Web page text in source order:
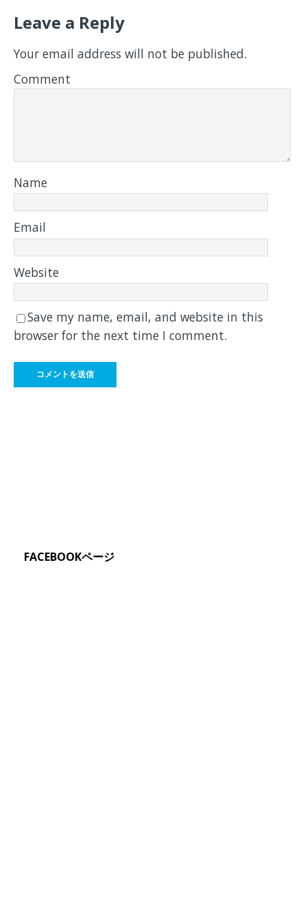
Leave a Reply
Your email address will not be published.
Comment
Name
Email
Website
Save my name, email, and website in this
browser for the next time I comment.
FACEBOOKページ